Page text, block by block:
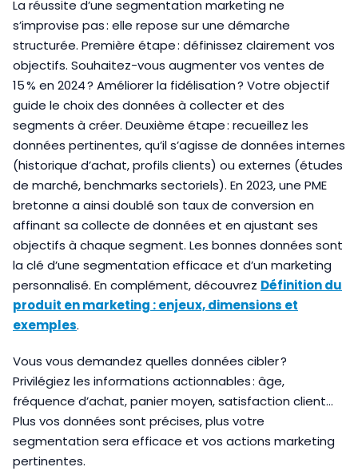
La réussite d’une segmentation marketing ne
s’improvise pas : elle repose sur une démarche
structurée. Première étape : définissez clairement vos
objectifs. Souhaitez-vous augmenter vos ventes de
15 % en 2024 ? Améliorer la fidélisation ? Votre objectif
guide le choix des données à collecter et des
segments à créer. Deuxième étape : recueillez les
données pertinentes, qu’il s’agisse de données internes
(historique d’achat, profils clients) ou externes (études
de marché, benchmarks sectoriels). En 2023, une PME
bretonne a ainsi doublé son taux de conversion en
affinant sa collecte de données et en ajustant ses
objectifs à chaque segment. Les bonnes données sont
la clé d’une segmentation efficace et d’un marketing
personnalisé. En complément, découvrez Définition du
produit en marketing : enjeux, dimensions et
exemples.
Vous vous demandez quelles données cibler ?
Privilégiez les informations actionnables : âge,
fréquence d’achat, panier moyen, satisfaction client…
Plus vos données sont précises, plus votre
segmentation sera efficace et vos actions marketing
pertinentes.